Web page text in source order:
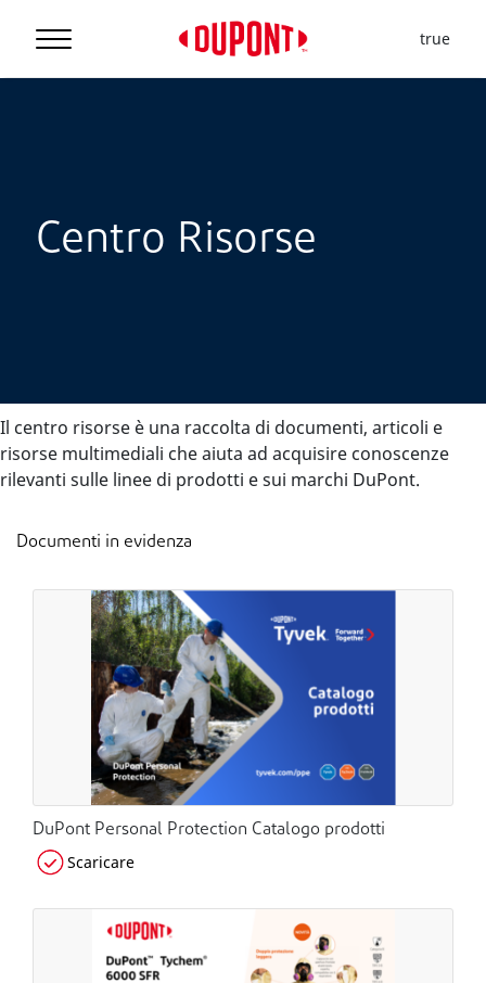
true
Centro Risorse
Il centro risorse è una raccolta di documenti, articoli e
risorse multimediali che aiuta ad acquisire conoscenze
rilevanti sulle linee di prodotti e sui marchi DuPont.
Documenti in evidenza
DuPont Personal Protection Catalogo prodotti
Scaricare